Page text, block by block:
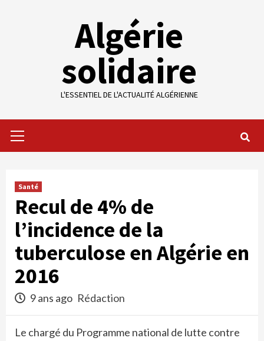
Algérie
solidaire
L'ESSENTIEL DE L'ACTUALITÉ ALGÉRIENNE
Menu
Santé
Recul de 4% de
l’incidence de la
tuberculose en Algérie en
2016
9 ans ago Rédaction
Le chargé du Programme national de lutte contre